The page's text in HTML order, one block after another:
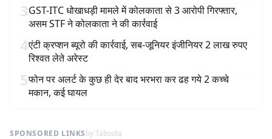
3GST-ITC धोखाधड़ी मामले में कोलकाता से 3 आरोपी गिरफ्तार,
असम STF ने कोलकाता ने की कार्रवाई
4एंटी क्रप्शन ब्यूरो की कार्रवाई, सब-जूनियर इंजीनियर 2 लाख रुपए
रिश्वत लेते अरेस्ट
5फोन पर अलर्ट के कुछ ही देर बाद भरभरा कर ढह गये 2 कच्चे
मकान, कई घायल
SPONSORED LINKSby Taboola